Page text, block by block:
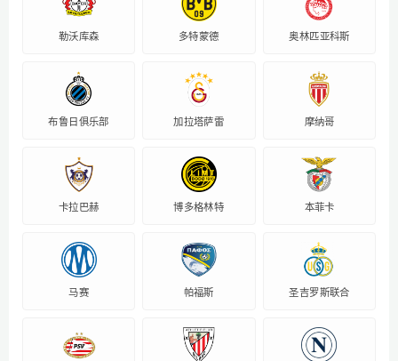
勒沃库森 多特蒙德 奥林匹亚科斯
布鲁日俱乐部 加拉塔萨雷 摩纳哥
卡拉巴赫 博多格林特 本菲卡
马赛 帕福斯 圣吉罗斯联合